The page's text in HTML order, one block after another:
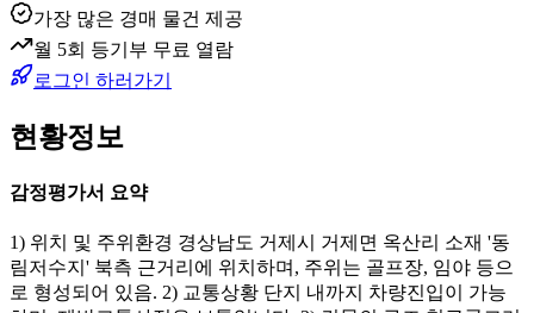
가장 많은 경매 물건 제공
월 5회 등기부 무료 열람
로그인 하러가기
현황정보
감정평가서 요약
1) 위치 및 주위환경 경상남도 거제시 거제면 옥산리 소재 '동
림저수지' 북측 근거리에 위치하며, 주위는 골프장, 임야 등으
로 형성되어 있음. 2) 교통상황 단지 내까지 차량진입이 가능